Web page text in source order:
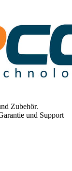
Zubehör.
und Support